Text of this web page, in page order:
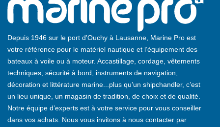
Depuis 1946 sur le port d'Ouchy à Lausanne, Marine Pro est
votre référence pour le matériel nautique et l’équipement des
bateaux à voile ou à moteur. Accastillage, cordage, vêtements
techniques, sécurité à bord, instruments de navigation,
décoration et littérature marine...plus qu’un shipchandler, c’est
un lieu unique, un magasin de tradition, de choix et de qualité.
Notre équipe d’experts est à votre service pour vous conseiller
dans vos achats. Nous vous invitons à nous contacter par